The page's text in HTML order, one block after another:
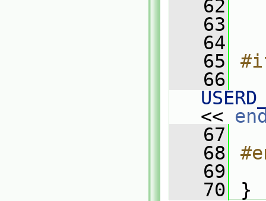
   62
   63
   64
   65
   66
<<
   67
   68
   69
   70
}